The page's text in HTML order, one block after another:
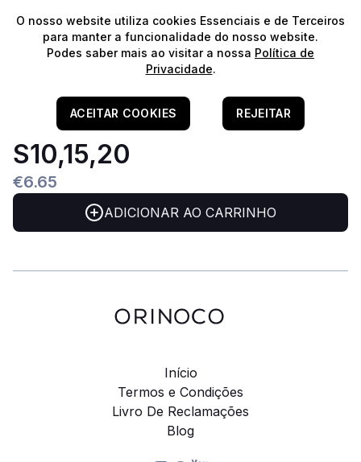
⭐️ Envios Gratuitos para encomendas acima de 60€!*⭐️
Filtragem/Matérias Filtrantes Filtragem Biológica
Marina Slim Filter Esponja
S10,15,20
€6.65
ADICIONAR AO CARRINHO
Início
Termos e Condições
Livro De Reclamações
Blog
O nosso website utiliza cookies Essenciais e de Terceiros
para manter a funcionalidade do nosso website.
Podes saber mais ao visitar a nossa Política de
Privacidade.
ACEITAR COOKIES REJEITAR